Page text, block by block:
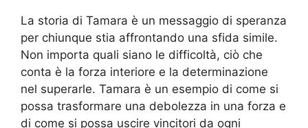
La storia di Tamara è un messaggio di speranza
per chiunque stia affrontando una sfida simile.
Non importa quali siano le difficoltà, ciò che
conta è la forza interiore e la determinazione
nel superarle. Tamara è un esempio di come si
possa trasformare una debolezza in una forza e
di come si possa uscire vincitori da ogni